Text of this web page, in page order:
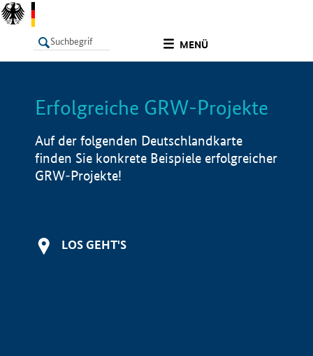
MENÜ
LISTE Info
Erfolgreiche GRW-Projekte
Auf der folgenden Deutschlandkarte
finden Sie konkrete Beispiele erfolgreicher
GRW-Projekte!
LOS GEHT'S